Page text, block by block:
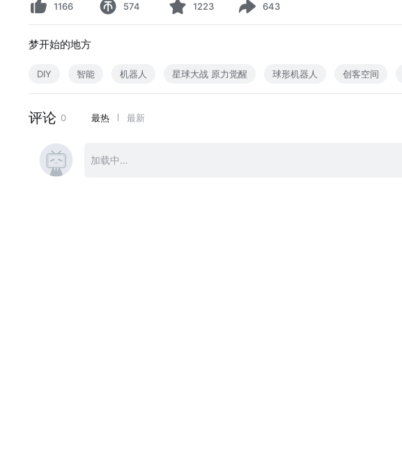
1166 574 1223 643
梦开始的地方
DIY 智能 机器人 星球大战 原力觉醒 球形机器人 创客空间